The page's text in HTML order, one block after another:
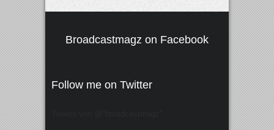
Broadcastmagz on Facebook
Follow me on Twitter